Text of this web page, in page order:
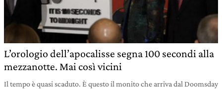
L’orologio dell’apocalisse segna 100 secondi alla
mezzanotte. Mai così vicini
Il tempo è quasi scaduto. È questo il monito che arriva dal Doomsday